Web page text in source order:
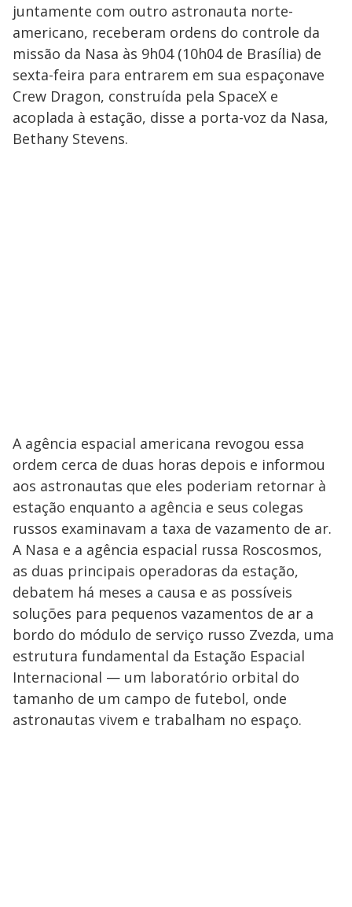
juntamente com outro astronauta norte-
americano, receberam ordens do controle da
missão da Nasa às 9h04 (10h04 de Brasília) de
sexta-feira para entrarem em sua espaçonave
Crew Dragon, construída pela SpaceX e
acoplada à estação, disse a porta-voz da Nasa,
Bethany Stevens.
A agência espacial americana revogou essa
ordem cerca de duas horas depois e informou
aos astronautas que eles poderiam retornar à
estação enquanto a agência e seus colegas
russos examinavam a taxa de vazamento de ar.
A Nasa e a agência espacial russa Roscosmos,
as duas principais operadoras da estação,
debatem há meses a causa e as possíveis
soluções para pequenos vazamentos de ar a
bordo do módulo de serviço russo Zvezda, uma
estrutura fundamental da Estação Espacial
Internacional — um laboratório orbital do
tamanho de um campo de futebol, onde
astronautas vivem e trabalham no espaço.